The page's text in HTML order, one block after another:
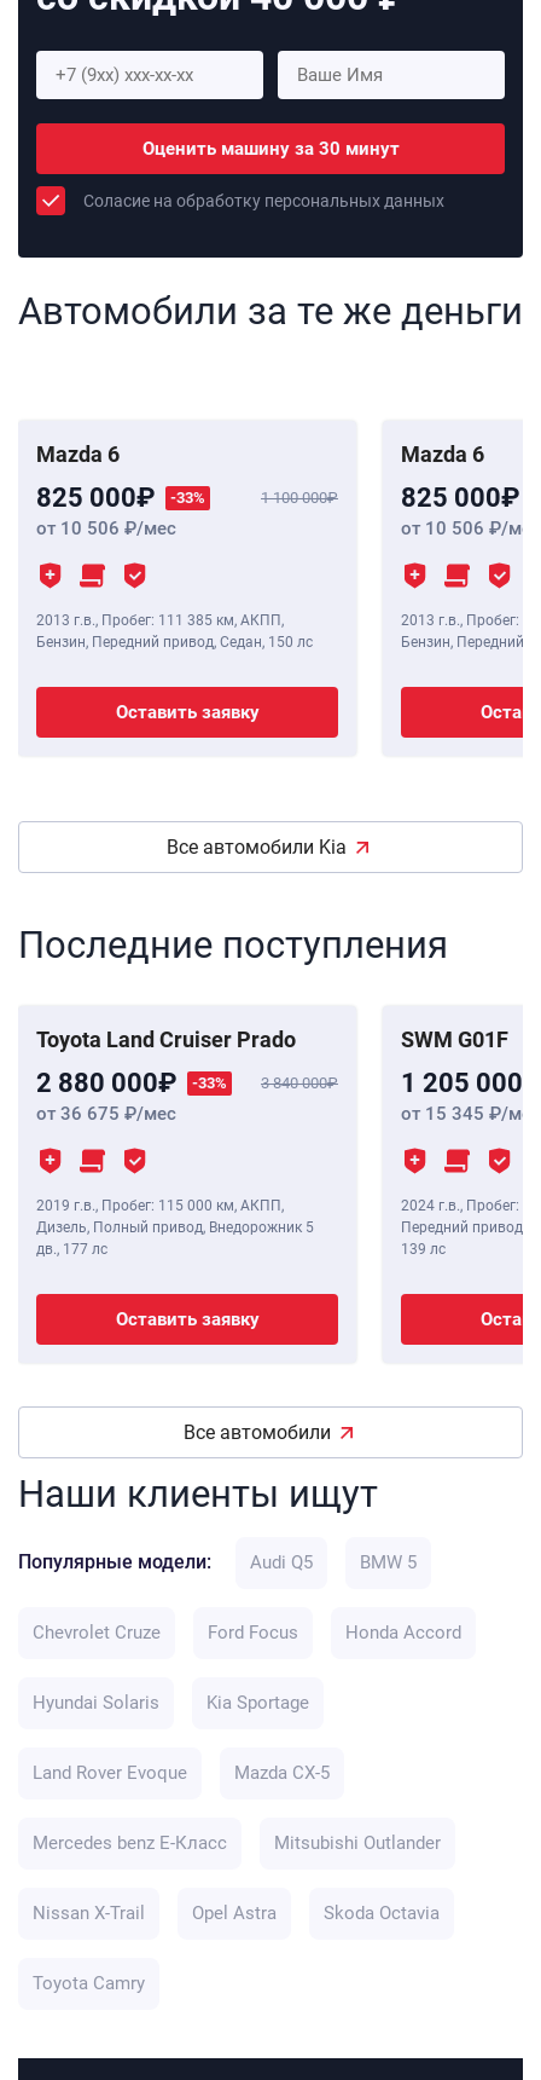
Оценить машину за 30 минут
Соласие на обработку персональных данных
Автомобили за те же деньги
Mazda 6
825 000 -33% 1 100 000
от 10 506 /мес
2013 г.в., Пробег: 111 385 км, АКПП,
Бензин, Передний привод, Седан, 150 лс
Оставить заявку
Mazda 6
825 000
от 10 506 /мес
2013 г.в., Пробег:
Бензин, Передний
Все автомобили Kia
Последние поступления
Toyota Land Cruiser Prado
2 880 000 -33% 3 840 000
от 36 675 /мес
2019 г.в., Пробег: 115 000 км, АКПП,
Дизель, Полный привод, Внедорожник 5
дв., 177 лс
Оставить заявку
SWM G01F
1 205 000
от 15 345 /мес
2024 г.в., Пробег: 8
Передний привод,
139 лс
Все автомобили
Наши клиенты ищут
Популярные модели: Audi Q5 BMW 5
Chevrolet Cruze Ford Focus Honda Accord
Hyundai Solaris Kia Sportage
Land Rover Evoque Mazda CX-5
Mercedes benz E-Класс Mitsubishi Outlander
Nissan X-Trail Opel Astra Skoda Octavia
Toyota Camry